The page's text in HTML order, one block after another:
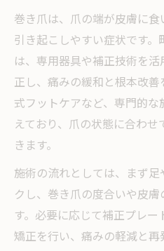
巻き爪は、爪の端が皮膚に
引き起こしやすい症状です
は、専用器具や補正技術を
正し、痛みの緩和と根本改
式フットケアなど、専門的
えており、爪の状態に合わ
きます。
施術の流れとしては、まず
クし、巻き爪の度合いや皮
す。必要に応じて補正プレ
矯正を行い、痛みの軽減と再